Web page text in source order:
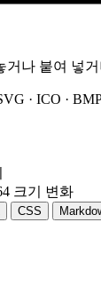
거나 붙여 넣
SVG · ICO ·
크기 변화
CSS